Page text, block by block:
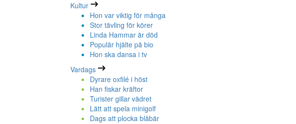
Kultur
Hon var viktig för många
Stor tävling för körer
Linda Hammar är död
Populär hjälte på bio
Hon ska dansa i tv
Vardags
Dyrare oxfilé i höst
Han fiskar kräftor
Turister gillar vädret
Lätt att spela minigolf
Dags att plocka blåbär